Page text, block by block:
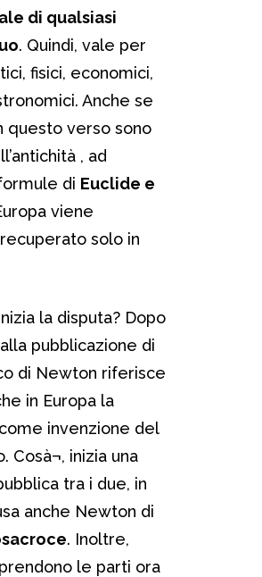
di qualsiasi
. Quindi, vale per
fisici, economici,
Anche se
questo verso sono
, ad
di Euclide e
viene
solo in
la disputa? Dopo
pubblicazione di
di Newton riferisce
in Europa la
invenzione del
Cosà¬, inizia una
tra i due, in
anche Newton di
. Inoltre,
le parti ora